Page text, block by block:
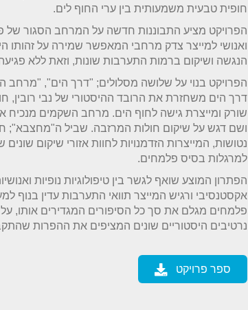
חופית טבעית משמעותית בין ערי החוף לים.
הפרויקט מציע התבוננות חדשה על המרחב הסגור של
ואנושי למייצר צדק מרחבי המאפשר שמירה על זהותו
הנגשה ושיקום ברמות התערבות שונות, וזאת ללא
הפרויקט בנוי על שלושה מסלולים; "דרך הים",
דרך הים משחזרת את הרובד ההיסטורי של נבי רובין,
שורק ומייצרת גישה לחוף הים. מרחב השקמים מנכיח
ושם דגש על שיקום חולות המרזבה. שביל ה"מחצבא";
נטושות, המייצרות הזדמנויות לחוות אזורי שיקום
למרגלות בסיס פלמחים.
הפתרון המוצע שואף לגשר בין טיפולוגיות נופיות
אקסטנסיבי ורגיש המייצר תוואי התערבות עדין בנוף
פלמחים מגלם את סך כל הסיפורים המגדירים אותו,
נרטיבים היסטוריים שונים המציפים את ההפרות
ספר פרויקט